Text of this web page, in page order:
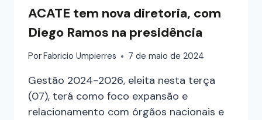
ACATE tem nova diretoria, com
Diego Ramos na presidência
Por Fabricio Umpierres 7 de maio de 2024
Gestão 2024-2026, eleita nesta terça
(07), terá como foco expansão e
relacionamento com órgãos nacionais e